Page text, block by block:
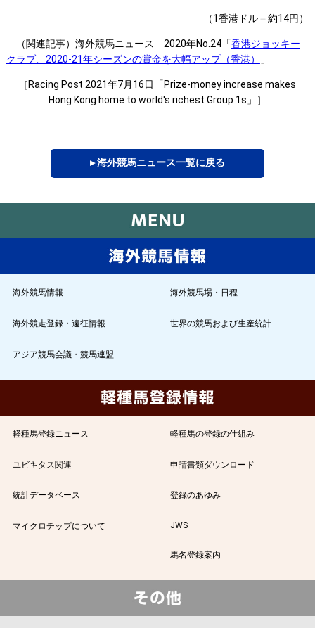
（1香港ドル＝約14円）
（関連記事）海外競馬ニュース 2020年No.24「香港ジョッキー
クラブ、2020-21年シーズンの賞金を大幅アップ（香港）
」
［Racing Post 2021年7月16日「Prize-money increase makes
Hong Kong home to world's richest Group 1s」］
▸ 海外競馬ニュース一覧に戻る
海外競馬情報 海外競馬場・日程
海外競走登録・遠征情報 世界の競馬および生産統計
アジア競馬会議・競馬連盟
軽種馬登録ニュース 軽種馬の登録の仕組み
ユビキタス関連 申請書類ダウンロード
統計データベース 登録のあゆみ
マイクロチップについて JWS
馬名登録案内